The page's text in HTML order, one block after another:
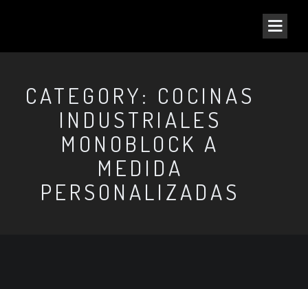
CATEGORY: COCINAS
INDUSTRIALES
MONOBLOCK A
MEDIDA
PERSONALIZADAS